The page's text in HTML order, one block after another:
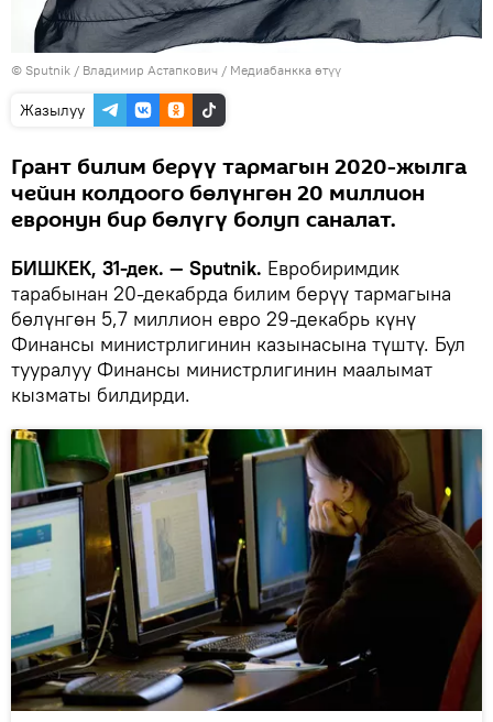
© Sputnik / Владимир Астапкович / Медиабанкка өтүү
Жазылуу
Грант билим берүү тармагын 2020-жылга
чейин колдоого бөлүнгөн 20 миллион
евронун бир бөлүгү болуп саналат.
БИШКЕК, 31-дек. — Sputnik. Евробиримдик
тарабынан 20-декабрда билим берүү тармагына
бөлүнгөн 5,7 миллион евро 29-декабрь күнү
Финансы министрлигинин казынасына түштү. Бул
тууралуу Финансы министрлигинин маалымат
кызматы билдирди.